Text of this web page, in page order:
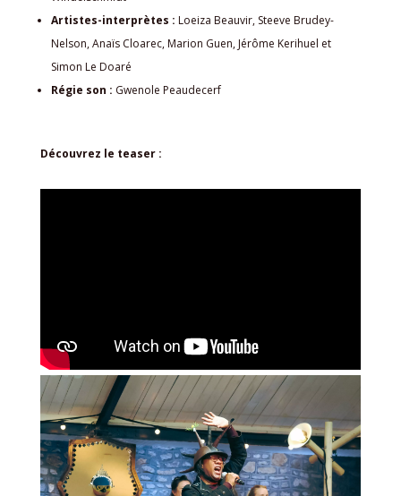
Artistes-interprètes : Loeiza Beauvir, Steeve Brudey-
Nelson, Anaïs Cloarec, Marion Guen, Jérôme Kerihuel et
Simon Le Doaré
Régie son : Gwenole Peaudecerf
Découvrez le teaser :